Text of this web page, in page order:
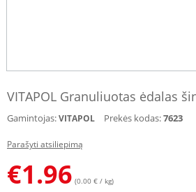
VITAPOL Granuliuotas ėdalas
Gamintojas:VITAPOL Prekės kodas:7623
Parašyti atsiliepimą
€1.96 (0.00 € / kg)